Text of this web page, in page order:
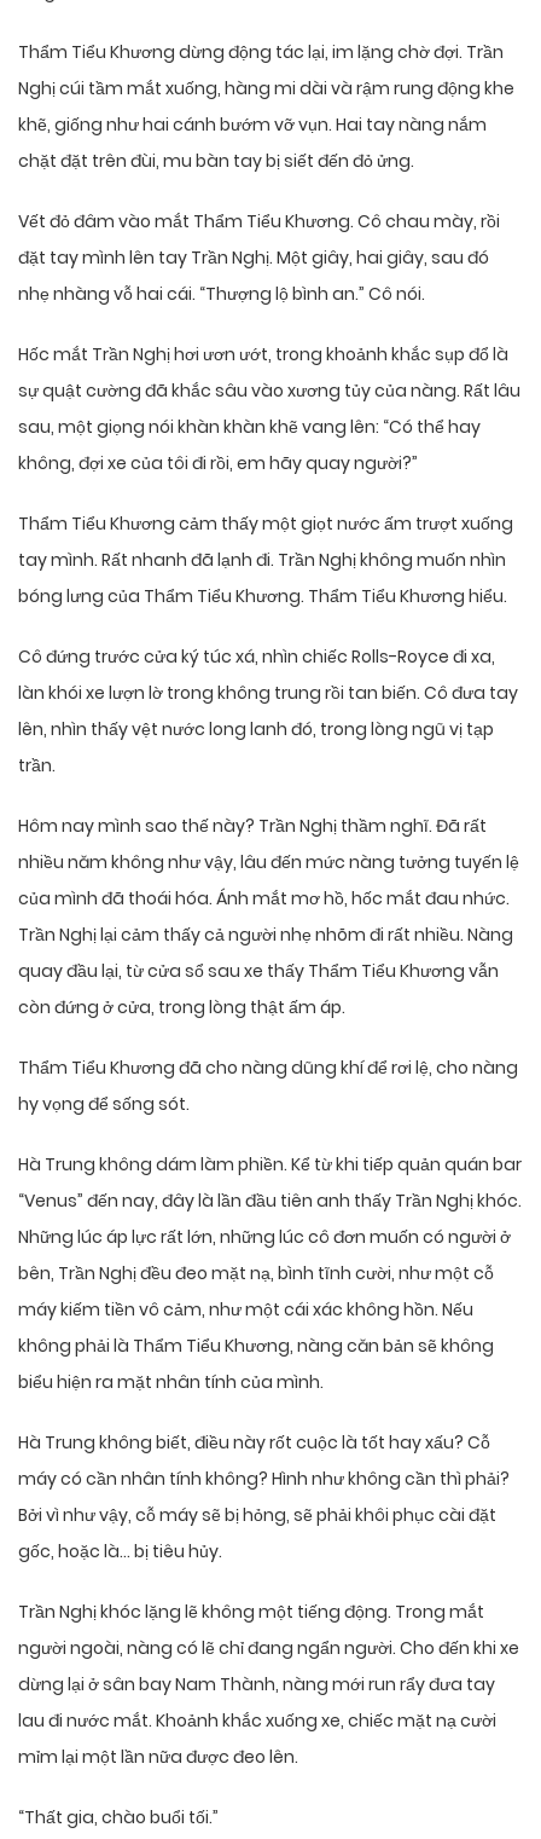
Thẩm Tiểu Khương dừng động tác lại, im lặng chờ đợi. Trần
Nghị cúi tầm mắt xuống, hàng mi dài và rậm rung động khe
khẽ, giống như hai cánh bướm vỡ vụn. Hai tay nàng nắm
chặt đặt trên đùi, mu bàn tay bị siết đến đỏ ửng.
Vết đỏ đâm vào mắt Thẩm Tiểu Khương. Cô chau mày, rồi
đặt tay mình lên tay Trần Nghị. Một giây, hai giây, sau đó
nhẹ nhàng vỗ hai cái. “Thượng lộ bình an.” Cô nói.
Hốc mắt Trần Nghị hơi ươn ướt, trong khoảnh khắc sụp đổ là
sự quật cường đã khắc sâu vào xương tủy của nàng. Rất lâu
sau, một giọng nói khàn khàn khẽ vang lên: “Có thể hay
không, đợi xe của tôi đi rồi, em hãy quay người?”
Thẩm Tiểu Khương cảm thấy một giọt nước ấm trượt xuống
tay mình. Rất nhanh đã lạnh đi. Trần Nghị không muốn nhìn
bóng lưng của Thẩm Tiểu Khương. Thẩm Tiểu Khương hiểu.
Cô đứng trước cửa ký túc xá, nhìn chiếc Rolls-Royce đi xa,
làn khói xe lượn lờ trong không trung rồi tan biến. Cô đưa tay
lên, nhìn thấy vệt nước long lanh đó, trong lòng ngũ vị tạp
trần.
Hôm nay mình sao thế này? Trần Nghị thầm nghĩ. Đã rất
nhiều năm không như vậy, lâu đến mức nàng tưởng tuyến lệ
của mình đã thoái hóa. Ánh mắt mơ hồ, hốc mắt đau nhức.
Trần Nghị lại cảm thấy cả người nhẹ nhõm đi rất nhiều. Nàng
quay đầu lại, từ cửa sổ sau xe thấy Thẩm Tiểu Khương vẫn
còn đứng ở cửa, trong lòng thật ấm áp.
Thẩm Tiểu Khương đã cho nàng dũng khí để rơi lệ, cho nàng
hy vọng để sống sót.
Hà Trung không dám làm phiền. Kể từ khi tiếp quản quán bar
“Venus” đến nay, đây là lần đầu tiên anh thấy Trần Nghị khóc.
Những lúc áp lực rất lớn, những lúc cô đơn muốn có người ở
bên, Trần Nghị đều đeo mặt nạ, bình tĩnh cười, như một cỗ
máy kiếm tiền vô cảm, như một cái xác không hồn. Nếu
không phải là Thẩm Tiểu Khương, nàng căn bản sẽ không
biểu hiện ra mặt nhân tính của mình.
Hà Trung không biết, điều này rốt cuộc là tốt hay xấu? Cỗ
máy có cần nhân tính không? Hình như không cần thì phải?
Bởi vì như vậy, cỗ máy sẽ bị hỏng, sẽ phải khôi phục cài đặt
gốc, hoặc là… bị tiêu hủy.
Trần Nghị khóc lặng lẽ không một tiếng động. Trong mắt
người ngoài, nàng có lẽ chỉ đang ngẩn người. Cho đến khi xe
dừng lại ở sân bay Nam Thành, nàng mới run rẩy đưa tay
lau đi nước mắt. Khoảnh khắc xuống xe, chiếc mặt nạ cười
mỉm lại một lần nữa được đeo lên.
“Thất gia, chào buổi tối.”